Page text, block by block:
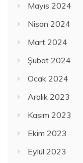
Mayıs 2024
Nisan 2024
Mart 2024
Şubat 2024
Ocak 2024
Aralık 2023
Kasım 2023
Ekim 2023
Eylül 2023